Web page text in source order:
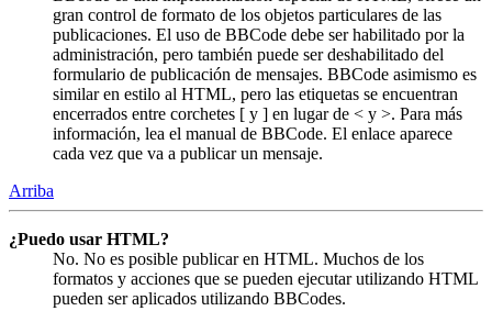
gran control de formato de los objetos particulares de las
publicaciones. El uso de BBCode debe ser habilitado por la
administración, pero también puede ser deshabilitado del
formulario de publicación de mensajes. BBCode asimismo es
similar en estilo al HTML, pero las etiquetas se encuentran
encerrados entre corchetes [ y ] en lugar de < y >. Para más
información, lea el manual de BBCode. El enlace aparece
cada vez que va a publicar un mensaje.
Arriba
¿Puedo usar HTML?
No. No es posible publicar en HTML. Muchos de los
formatos y acciones que se pueden ejecutar utilizando HTML
pueden ser aplicados utilizando BBCodes.